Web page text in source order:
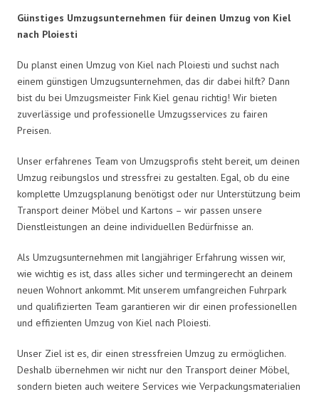
Günstiges Umzugsunternehmen für deinen Umzug von Kiel
nach Ploiesti
Du planst einen Umzug von Kiel nach Ploiesti und suchst nach
einem günstigen Umzugsunternehmen, das dir dabei hilft? Dann
bist du bei Umzugsmeister Fink Kiel genau richtig! Wir bieten
zuverlässige und professionelle Umzugsservices zu fairen
Preisen.
Unser erfahrenes Team von Umzugsprofis steht bereit, um deinen
Umzug reibungslos und stressfrei zu gestalten. Egal, ob du eine
komplette Umzugsplanung benötigst oder nur Unterstützung beim
Transport deiner Möbel und Kartons – wir passen unsere
Dienstleistungen an deine individuellen Bedürfnisse an.
Als Umzugsunternehmen mit langjähriger Erfahrung wissen wir,
wie wichtig es ist, dass alles sicher und termingerecht an deinem
neuen Wohnort ankommt. Mit unserem umfangreichen Fuhrpark
und qualifizierten Team garantieren wir dir einen professionellen
und effizienten Umzug von Kiel nach Ploiesti.
Unser Ziel ist es, dir einen stressfreien Umzug zu ermöglichen.
Deshalb übernehmen wir nicht nur den Transport deiner Möbel,
sondern bieten auch weitere Services wie Verpackungsmaterialien